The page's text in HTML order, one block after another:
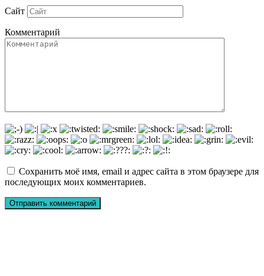
Сайт
Комментарий
Сохранить моё имя, email и адрес сайта в этом браузере для
последующих моих комментариев.